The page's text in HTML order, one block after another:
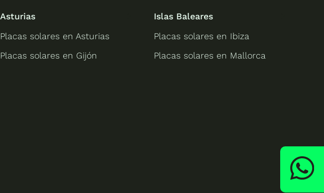
Asturias
Placas solares en Asturias
Placas solares en Gijón
Islas Baleares
Placas solares en Ibiza
Placas solares en Mallorca